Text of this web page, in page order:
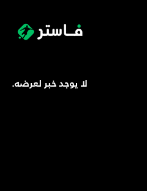
لا يوجد خبر لعرضه.